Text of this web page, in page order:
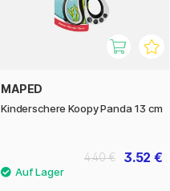
MAPED
Kinderschere Koopy Panda 13 cm
3.52 €
4.40 €